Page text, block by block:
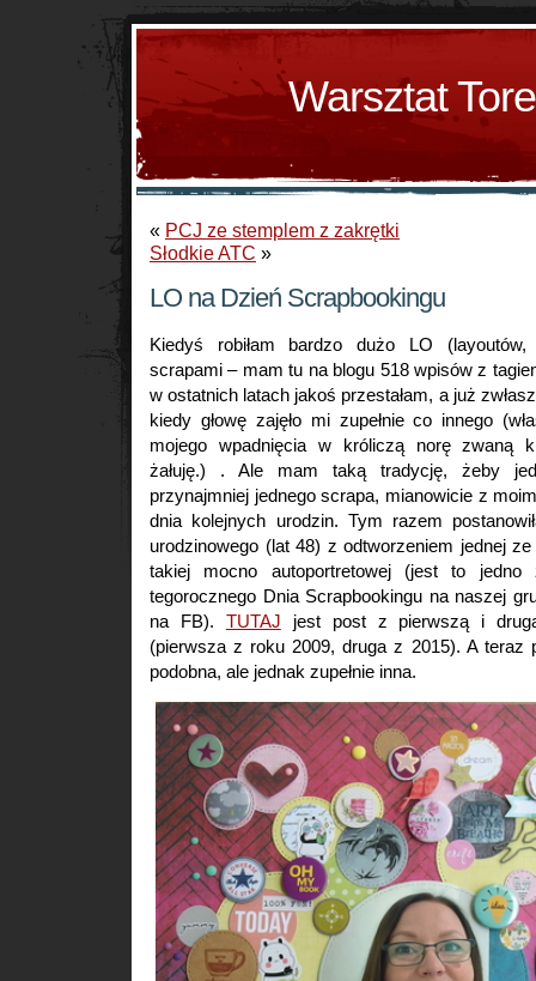
Warsztat
« PCJ ze stemplem z zakrętki
Słodkie ATC »
LO na Dzień Scrapbookingu
Kiedyś robiłam bardzo dużo LO
scrapami – mam tu na blogu 518 wpisów z
w ostatnich latach jakoś przestałam, a już
kiedy głowę zajęło mi zupełnie co innego
mojego wpadnięcia w króliczą norę zwaną
żałuję.) . Ale mam taką tradycję, żeby
przynajmniej jednego scrapa, mianowicie z
dnia kolejnych urodzin. Tym razem
urodzinowego (lat 48) z odtworzeniem jednej
takiej mocno autoportretowej (jest to
tegorocznego Dnia Scrapbookingu na naszej
na FB). TUTAJ jest post z pierwszą i
(pierwsza z roku 2009, druga z 2015). A teraz
podobna, ale jednak zupełnie inna.